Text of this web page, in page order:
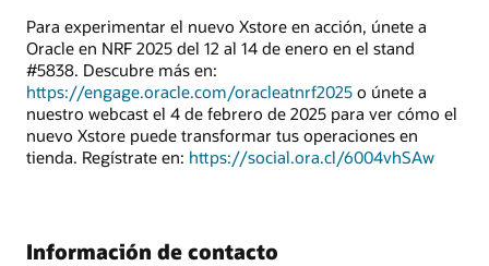
Para experimentar el nuevo Xstore en acción, únete a
Oracle en NRF 2025 del 12 al 14 de enero en el stand
#5838. Descubre más en:
https://engage.oracle.com/oracleatnrf2025 o únete a
nuestro webcast el 4 de febrero de 2025 para ver cómo el
nuevo Xstore puede transformar tus operaciones en
tienda. Regístrate en: https://social.ora.cl/6004vhSAw
Información de contacto